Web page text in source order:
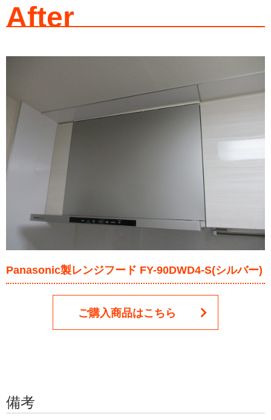
After
Panasonic製レンジフード FY-90DWD4-S(シルバー)
ご購入商品はこちら
備考